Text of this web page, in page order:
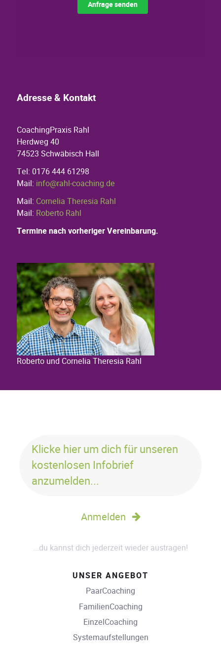
Adresse & Kontakt
CoachingPraxis Rahl
Herdweg 40
74523 Schwäbisch Hall
Tel: 0176 444 61298
Mail: info@rahl-coaching.de
Mail: Cornelia Theresia Rahl
Mail: Roberto Rahl
Termine nach vorheriger Vereinbarung.
Roberto und Cornelia Theresia Rahl
Klicke hier um dich für unseren
kostenlosen Infobrief
anzumelden...
Anmelden
...du kannst dich jederzeit wieder austragen!
UNSER ANGEBOT
PaarCoaching
FamilienCoaching
EinzelCoaching
Systemaufstellungen